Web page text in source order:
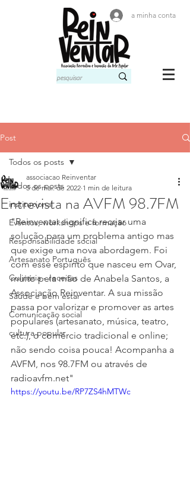
a minha conta
Post
Todos os posts
institucional
Eventos, workshops e formação
Responsabilidade social
Artesanato Português
Culinária - receitas
Saúde e bem estar
Comunicação social
cultura popular
Todos os posts
Entrevista na AVFM 98.7FM
associacao Reinventar
5 de mai. de 2022 1 min de leitura
"Reinventar significa recriar uma
solução para um problema antigo mas
que exige uma nova abordagem. Foi
com esse espírito que nasceu em Ovar,
muito pela mão de Anabela Santos, a
Associação Reinventar. A sua missão
passa por valorizar e promover as artes
populares (artesanato, música, teatro,
etc.), o comércio tradicional e online;
não sendo coisa pouca! Acompanha a
AVFM, nos 98.7FM ou através de
radioavfm.net"
https://youtu.be/RP7ZS4hMTWc